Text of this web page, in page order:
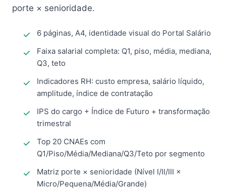
porte × senioridade.
6 páginas, A4, identidade visual do Portal Salário
Faixa salarial completa: Q1, piso, média, mediana,
Q3, teto
Indicadores RH: custo empresa, salário líquido,
amplitude, índice de contratação
IPS do cargo + Índice de Futuro + transformação
trimestral
Top 20 CNAEs com
Q1/Piso/Média/Mediana/Q3/Teto por segmento
Matriz porte × senioridade (Nível I/II/III ×
Micro/Pequena/Média/Grande)